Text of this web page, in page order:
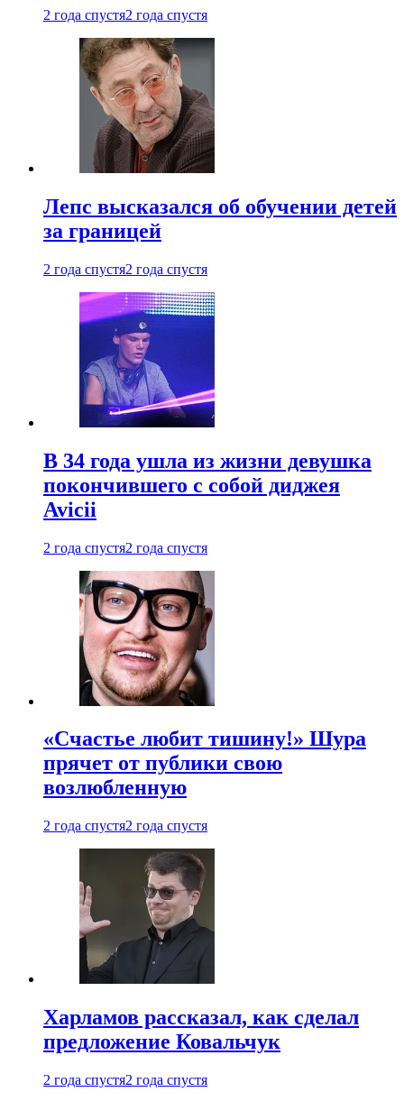
2 года спустя2 года спустя
Лепс высказался об обучении детей
за границей
2 года спустя2 года спустя
В 34 года ушла из жизни девушка
покончившего с собой диджея
Avicii
2 года спустя2 года спустя
«Счастье любит тишину!» Шура
прячет от публики свою
возлюбленную
2 года спустя2 года спустя
Харламов рассказал, как сделал
предложение Ковальчук
2 года спустя2 года спустя